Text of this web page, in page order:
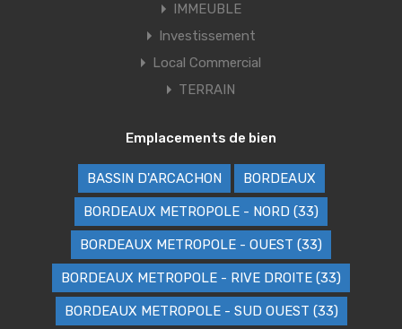
IMMEUBLE
Investissement
Local Commercial
TERRAIN
Emplacements de bien
BASSIN D'ARCACHON BORDEAUX
BORDEAUX METROPOLE - NORD (33)
BORDEAUX METROPOLE - OUEST (33)
BORDEAUX METROPOLE - RIVE DROITE (33)
BORDEAUX METROPOLE - SUD OUEST (33)